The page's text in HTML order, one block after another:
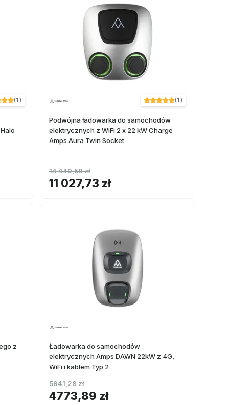
(1) (1)
Podwójna ładowarka do samochodów
elektrycznych z WiFi 2 x 22 kW Charge
Amps Aura Twin Socket
11 027,73 zł
14 440,59 zł
z
Ładowarka do samochodów
elektrycznych Amps DAWN 22kW z 4G,
WiFi i kablem Typ 2
4773,89 zł
5941,28 zł